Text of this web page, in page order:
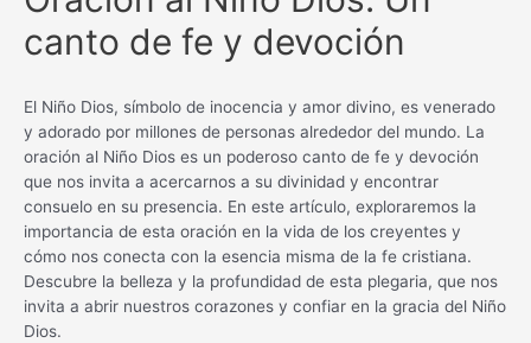
canto de fe y devoción
El Niño Dios, símbolo de inocencia y amor divino, es venerado
y adorado por millones de personas alrededor del mundo. La
oración al Niño Dios es un poderoso canto de fe y devoción
que nos invita a acercarnos a su divinidad y encontrar
consuelo en su presencia. En este artículo, exploraremos la
importancia de esta oración en la vida de los creyentes y
cómo nos conecta con la esencia misma de la fe cristiana.
Descubre la belleza y la profundidad de esta plegaria, que nos
invita a abrir nuestros corazones y confiar en la gracia del Niño
Dios.